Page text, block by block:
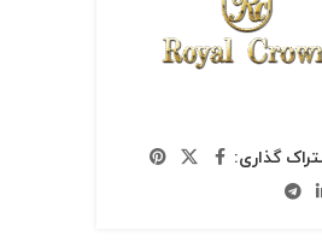
گذاری: